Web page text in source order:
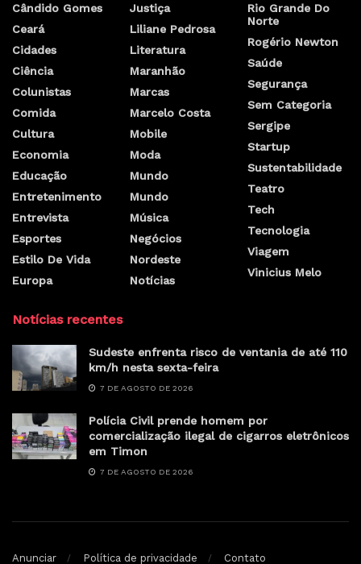
Cândido Gomes
Ceará
Cidades
Ciência
Colunistas
Comida
Cultura
Economia
Educação
Entretenimento
Entrevista
Esportes
Estilo De Vida
Europa
Justiça
Liliane Pedrosa
Literatura
Maranhão
Marcas
Marcelo Costa
Mobile
Moda
Mundo
Mundo
Música
Negócios
Nordeste
Notícias
Rio Grande Do
Norte
Rogério Newton
Saúde
Segurança
Sem Categoria
Sergipe
Startup
Sustentabilidade
Teatro
Tech
Tecnologia
Viagem
Vinicius Melo
Notícias recentes
Sudeste enfrenta risco de ventania de até 110
km/h nesta sexta-feira
7 DE AGOSTO DE 2026
Polícia Civil prende homem por
comercialização ilegal de cigarros eletrônicos
em Timon
7 DE AGOSTO DE 2026
Anunciar Política de privacidade Contato